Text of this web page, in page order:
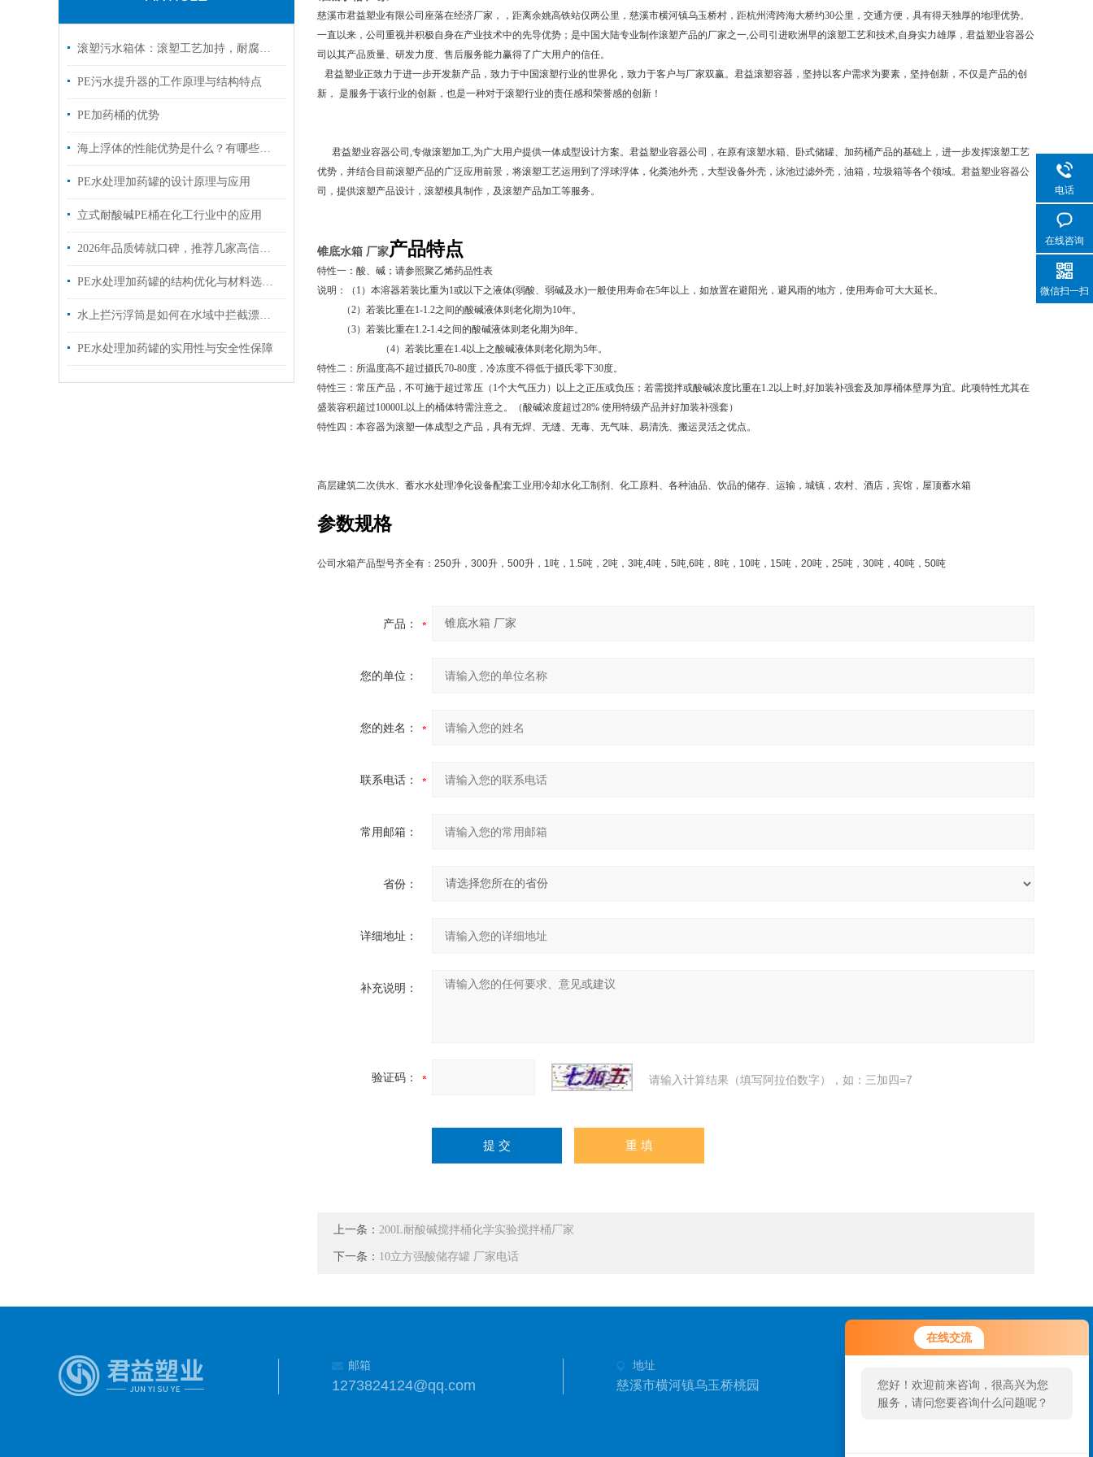
在线交流
您好！欢迎前来咨询，很高兴为您
服务，请问您要咨询什么问题呢？
滚塑污水箱体：滚塑工艺加持，耐腐抗冲击适配污水场景
PE污水提升器的工作原理与结构特点
PE加药桶的优势
海上浮体的性能优势是什么？有哪些作用？
PE水处理加药罐的设计原理与应用
立式耐酸碱PE桶在化工行业中的应用
2026年品质铸就口碑，推荐几家高信用、可定制的PE浮筒厂家
PE水处理加药罐的结构优化与材料选择分析
水上拦污浮筒是如何在水域中拦截漂浮物的？
PE水处理加药罐的实用性与安全性保障
慈溪市君益塑业有限公司座落在经济厂家，，距离余姚高铁站仅两公里，慈溪市横河镇乌玉桥村，距杭州湾跨海大桥约30公里，交通方便，具有得天独厚的地理优势。
一直以来，公司重视并积极自身在产业技术中的先导优势；是中国大陆专业制作滚塑产品的厂家之一,公司引进欧洲早的滚塑工艺和技术,自身实力雄厚，君益塑业容器公
司以其产品质量、研发力度、售后服务能力赢得了广大用户的信任。
君益塑业正致力于进一步开发新产品，致力于中国滚塑行业的世界化，致力于客户与厂家双赢。君益滚塑容器，坚持以客户需求为要素，坚持创新，不仅是产品的创
新， 是服务于该行业的创新，也是一种对于滚塑行业的责任感和荣誉感的创新！
君益塑业容器公司,专做滚塑加工,为广大用户提供一体成型设计方案。君益塑业容器公司，在原有滚塑水箱、卧式储罐、加药桶产品的基础上，进一步发挥滚塑工艺
优势，并结合目前滚塑产品的广泛应用前景，将滚塑工艺运用到了浮球浮体，化粪池外壳，大型设备外壳，泳池过滤外壳，油箱，垃圾箱等各个领域。君益塑业容器公
司，提供滚塑产品设计，滚塑模具制作，及滚塑产品加工等服务。
锥底水箱 厂家产品特点
特性一：酸、碱；请参照聚乙烯药品性表
说明：（1）本溶器若装比重为1或以下之液体(弱酸、弱碱及水)一般使用寿命在5年以上，如放置在避阳光，避风雨的地方，使用寿命可大大延长。
（2）若装比重在1-1.2之间的酸碱液体则老化期为10年。
（3）若装比重在1.2-1.4之间的酸碱液体则老化期为8年。
（4）若装比重在1.4以上之酸碱液体则老化期为5年。
特性二：所温度高不超过摄氏70-80度，冷冻度不得低于摄氏零下30度。
特性三：常压产品，不可施于超过常压（1个大气压力）以上之正压或负压；若需搅拌或酸碱浓度比重在1.2以上时,好加装补强套及加厚桶体壁厚为宜。此项特性尤其在
盛装容积超过10000L以上的桶体特需注意之。（酸碱浓度超过28% 使用特级产品并好加装补强套）
特性四：本容器为滚塑一体成型之产品，具有无焊、无缝、无毒、无气味、易清洗、搬运灵活之优点。
高层建筑二次供水、蓄水水处理净化设备配套工业用冷却水化工制剂、化工原料、各种油品、饮品的储存、运输，城镇，农村、酒店，宾馆，屋顶蓄水箱
参数规格
公司水箱产品型号齐全有： 250升， 300升， 500升， 1吨， 1.5吨， 2吨， 3吨,4吨， 5吨,6吨， 8吨， 10吨， 15吨， 20吨， 25吨， 30吨， 40吨， 50吨
产品：
您的单位：
您的姓名：
联系电话：
常用邮箱：
省份：
详细地址：
补充说明：
验证码： 请输入计算结果（填写阿拉伯数字），如：三加四=7
上一条： 200L耐酸碱搅拌桶化学实验搅拌桶厂家
下一条： 10立方强酸储存罐 厂家电话
邮箱
1273824124@qq.com
地址
慈溪市横河镇乌玉桥桃园
电话
在线咨询
微信扫一扫